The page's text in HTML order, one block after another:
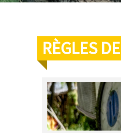
RÈGLES